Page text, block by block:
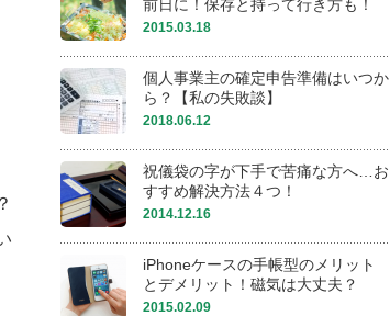
前日に！保存と持って行き方も！
2015.03.18
個人事業主の確定申告準備はいつか
ら？【私の失敗談】
2018.06.12
祝儀袋の字が下手で苦痛な方へ…お
すすめ解決方法４つ！
2014.12.16
iPhoneケースの手帳型のメリット
とデメリット！磁気は大丈夫？
2015.02.09